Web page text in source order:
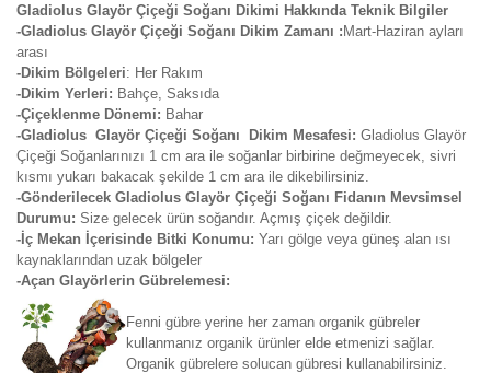
Gladiolus Glayör Çiçeği Soğanı Dikimi Hakkında Teknik Bilgiler
-Gladiolus Glayör Çiçeği Soğanı Dikim Zamanı : Mart-Haziran ayları
arası
-Dikim Bölgeleri: Her Rakım
-Dikim Yerleri: Bahçe, Saksıda
-Çiçeklenme Dönemi: Bahar
-Gladiolus Glayör Çiçeği Soğanı Dikim Mesafesi: Gladiolus Glayör
Çiçeği Soğanlarınızı 1 cm ara ile soğanlar birbirine değmeyecek, sivri
kısmı yukarı bakacak şekilde 1 cm ara ile dikebilirsiniz.
-Gönderilecek Gladiolus Glayör Çiçeği Soğanı Fidanın Mevsimsel
Durumu: Size gelecek ürün soğandır. Açmış çiçek değildir.
-İç Mekan İçerisinde Bitki Konumu: Yarı gölge veya güneş alan ısı
kaynaklarından uzak bölgeler
-Açan Glayörlerin Gübrelemesi:
Fenni gübre yerine her zaman organik gübreler
kullanmanız organik ürünler elde etmenizi sağlar.
Organik gübrelere solucan gübresi kullanabilirsiniz.